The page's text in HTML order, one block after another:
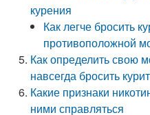
курения
Как легче бросить
противоположной
Как определить свою
навсегда бросить
Какие признаки
ними справляться